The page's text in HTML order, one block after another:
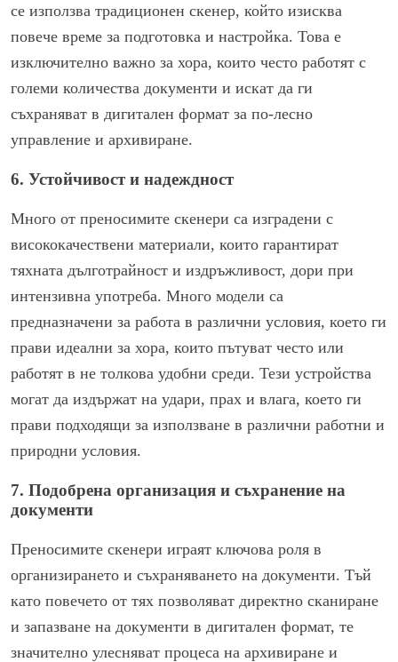
се използва традиционен скенер, който изисква
повече време за подготовка и настройка. Това е
изключително важно за хора, които често работят с
големи количества документи и искат да ги
съхраняват в дигитален формат за по-лесно
управление и архивиране.
6. Устойчивост и надеждност
Много от преносимите скенери са изградени с
висококачествени материали, които гарантират
тяхната дълготрайност и издръжливост, дори при
интензивна употреба. Много модели са
предназначени за работа в различни условия, което ги
прави идеални за хора, които пътуват често или
работят в не толкова удобни среди. Тези устройства
могат да издържат на удари, прах и влага, което ги
прави подходящи за използване в различни работни и
природни условия.
7. Подобрена организация и съхранение на
документи
Преносимите скенери играят ключова роля в
организирането и съхраняването на документи. Тъй
като повечето от тях позволяват директно сканиране
и запазване на документи в дигитален формат, те
значително улесняват процеса на архивиране и